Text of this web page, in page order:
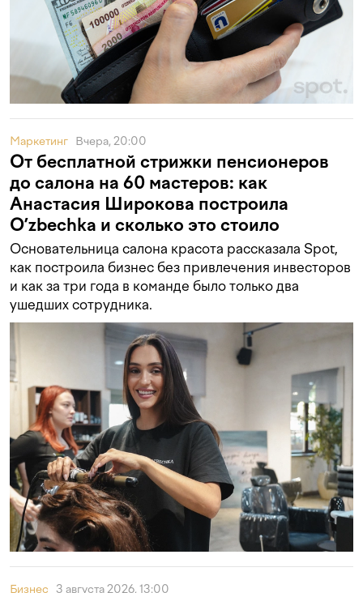
Маркетинг Вчера, 20:00
От бесплатной стрижки пенсионеров
до салона на 60 мастеров: как
Анастасия Широкова построила
O’zbechka и сколько это стоило
Основательница салона красота рассказала Spot,
как построила бизнес без привлечения инвесторов
и как за три года в команде было только два
ушедших сотрудника.
Бизнес 3 августа 2026, 13:00